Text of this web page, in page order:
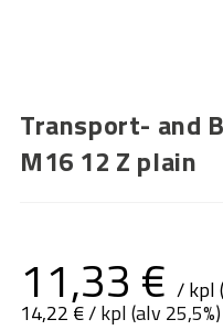
Transport- and
M16 12 Z plain
11,33 € / kpl
14,22 €/ kpl (alv 25,5%)